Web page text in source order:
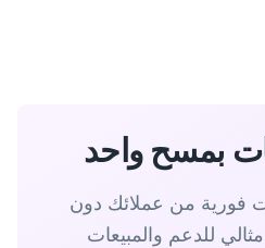
بمسح واحد
فورية من عملائك دون
للدعم والمبيعات